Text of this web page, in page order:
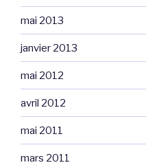
mai 2013
janvier 2013
mai 2012
avril 2012
mai 2011
mars 2011